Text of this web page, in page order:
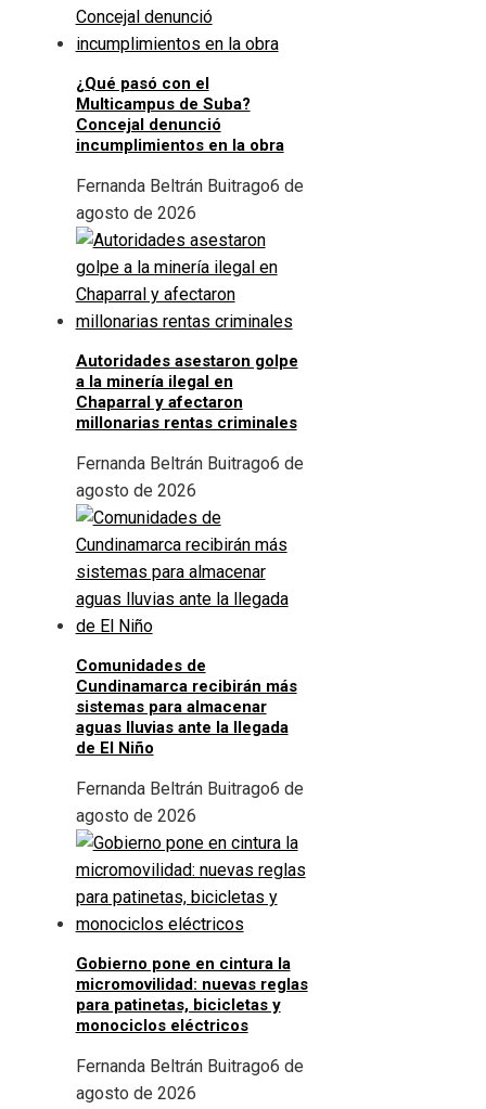
¿Qué pasó con el
Multicampus de Suba?
Concejal denunció
incumplimientos en la obra
Fernanda Beltrán Buitrago6 de
agosto de 2026
Autoridades asestaron golpe
a la minería ilegal en
Chaparral y afectaron
millonarias rentas criminales
Fernanda Beltrán Buitrago6 de
agosto de 2026
Comunidades de
Cundinamarca recibirán más
sistemas para almacenar
aguas lluvias ante la llegada
de El Niño
Fernanda Beltrán Buitrago6 de
agosto de 2026
Gobierno pone en cintura la
micromovilidad: nuevas reglas
para patinetas, bicicletas y
monociclos eléctricos
Fernanda Beltrán Buitrago6 de
agosto de 2026